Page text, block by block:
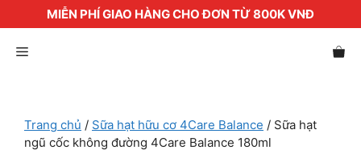
MIỄN PHÍ GIAO HÀNG CHO ĐƠN TỪ 800K VNĐ
đến Menu
Trang chủ / Sữa hạt hữu cơ 4Care Balance / Sữa hạt
ngũ cốc không đường 4Care Balance 180ml